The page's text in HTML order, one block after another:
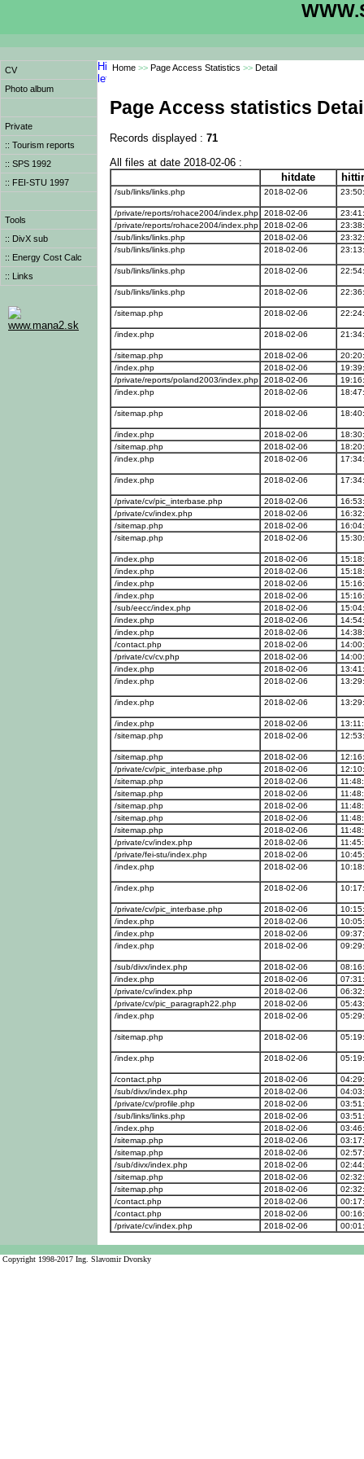
CV
Photo album
Private
:: Tourism reports
:: SPS 1992
:: FEI-STU 1997
Tools
:: DivX sub
:: Energy Cost Calc
:: Links
www.mana2.sk
Home >> Page Access Statistics >> Detail
Page Access statistics
Records displayed : 71
All files at date 2018-02-06 :
hitdate
/sub/links/links.php 2018-02-06
/private/reports/rohace2004/index.php 2018-02-06
/private/reports/rohace2004/index.php
2018-02-06
/sub/links/links.php
2018-02-06
/sub/links/links.php
2018-02-06
/sub/links/links.php 2018-02-06
/sub/links/links.php 2018-02-06
/sitemap.php 2018-02-06
/index.php 2018-02-06
/sitemap.php 2018-02-06
/index.php
2018-02-06
/private/reports/poland2003/index.php
2018-02-06
/index.php
2018-02-06
/sitemap.php 2018-02-06
/index.php 2018-02-06
/sitemap.php
2018-02-06
/index.php
2018-02-06
/index.php 2018-02-06
/private/cv/pic_interbase.php 2018-02-06
/private/cv/index.php
2018-02-06
/sitemap.php
2018-02-06
/sitemap.php
2018-02-06
/index.php 2018-02-06
/index.php
2018-02-06
/index.php
2018-02-06
/index.php
2018-02-06
/sub/eecc/index.php
2018-02-06
/index.php
2018-02-06
/index.php
2018-02-06
/contact.php
2018-02-06
/private/cv/cv.php
2018-02-06
/index.php
2018-02-06
/index.php
2018-02-06
/index.php 2018-02-06
/index.php 2018-02-06
/sitemap.php
2018-02-06
/sitemap.php 2018-02-06
/private/cv/pic_interbase.php
2018-02-06
/sitemap.php
2018-02-06
/sitemap.php
2018-02-06
/sitemap.php
2018-02-06
/sitemap.php
2018-02-06
/sitemap.php
2018-02-06
/private/cv/index.php
2018-02-06
/private/fei-stu/index.php
2018-02-06
/index.php
2018-02-06
/index.php 2018-02-06
/private/cv/pic_interbase.php 2018-02-06
/index.php
2018-02-06
/index.php
2018-02-06
/index.php
2018-02-06
/sub/divx/index.php 2018-02-06
/index.php
2018-02-06
/private/cv/index.php
2018-02-06
/private/cv/pic_paragraph22.php
2018-02-06
/index.php
2018-02-06
/sitemap.php 2018-02-06
/index.php 2018-02-06
/contact.php 2018-02-06
/sub/divx/index.php
2018-02-06
/private/cv/profile.php
2018-02-06
/sub/links/links.php
2018-02-06
/index.php
2018-02-06
/sitemap.php
2018-02-06
/sitemap.php
2018-02-06
/sub/divx/index.php
2018-02-06
/sitemap.php
2018-02-06
/sitemap.php
2018-02-06
/contact.php
2018-02-06
/contact.php
2018-02-06
/private/cv/index.php
2018-02-06
Copyright 1998-2017 Ing. Slavomir Dvorsky